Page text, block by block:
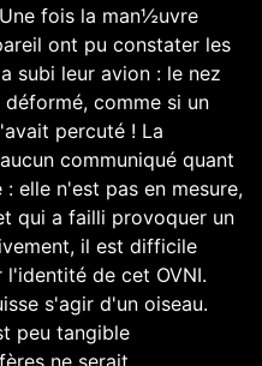
fois la man½uvre
ont pu constater les
subi leur avion : le nez
comme si un
percuté ! La
communiqué quant
elle n'est pas en mesure,
qui a failli provoquer un
il est difficile
de cet OVNI.
s'agir d'un oiseau.
peu tangible
ne serait